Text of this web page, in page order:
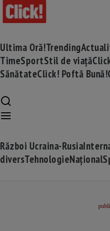
Ultima Oră!Trending
TimeSportStil de viață
SănătateClick! Poftă Bună!
Război Ucraina-Rusia
diversTehnologieNațional